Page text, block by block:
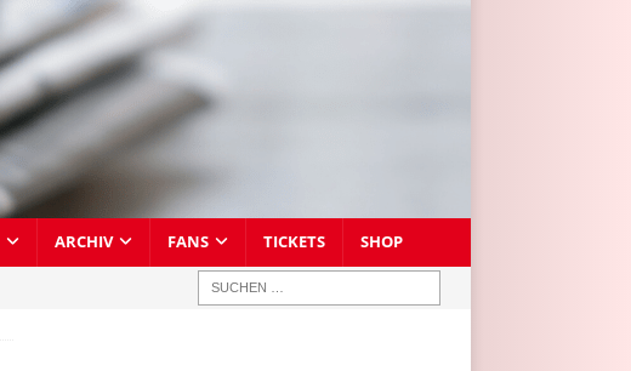
ARCHIV FANS TICKETS SHOP